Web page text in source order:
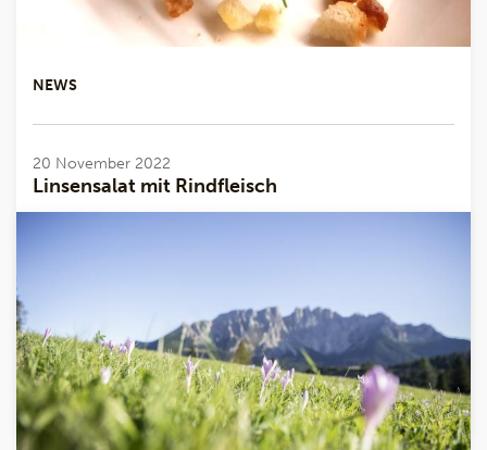
NEWS
20 November 2022
Linsensalat mit Rindfleisch
Honig-Senf-Dressing:50ml Olivenöl, 30 ml ...
Mehr lesen